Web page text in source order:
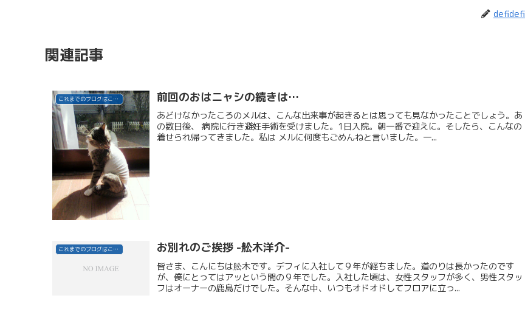
defidefi
関連記事
これまでのブログはこちら 前回のおはニャシの続きは…
あどけなかったころのメルは、こんな出来事が起きるとは思っても見なかったことでしょう。あ
の数日後、 病院に行き避妊手術を受けました。1日入院。朝一番で迎えに。そしたら、こんなの
着せられ帰ってきました。私は メルに何度もごめんねと言いました。一...
これまでのブログはこちら お別れのご挨拶 -舩木洋介-
皆さま、こんにちは舩木です。デフィに入社して９年が経ちました。道のりは長かったのです
が、僕にとってはアッという間の９年でした。入社した頃は、女性スタッフが多く、男性スタッ
フはオーナーの鹿島だけでした。そんな中、いつもオドオドしてフロアに立っ...